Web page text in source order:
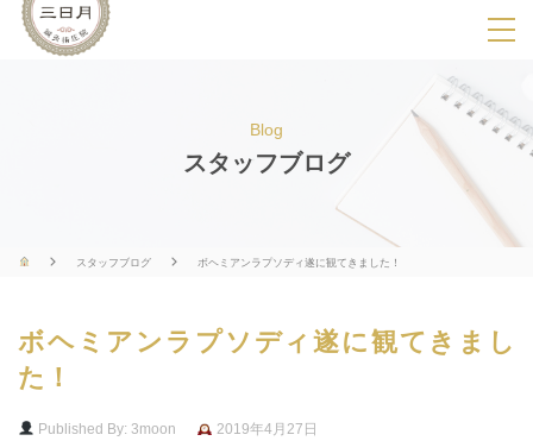
SPメニ
ー
展
用
ボ
Blog
スタッフブログ
スタッフブログ ボヘミアンラプソディ遂に観てきました！
ボヘミアンラプソディ遂に観てきまし
た！
Published By: 3moon
2019年4月27日